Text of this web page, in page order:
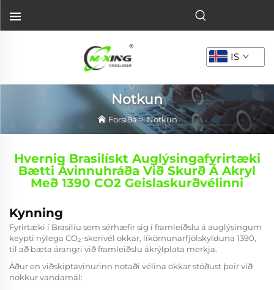
IS
Notkun
Forsíða>Notkun
Hvernig Brasilískt Auglýsingafyrirtæki
Bætti Ávinnuhráða Við Skurð Á Akryl
Með 1390 CO2 Geislaskurðvélinni
Kynning
Fyrirtæki í Brasilíu sem sérhæfir sig í framleiðslu á auglýsingum
keypti nýlega CO₂-skerivél okkar, líkörnunarfjölskylduna 1390,
til að bæta árangri við framleiðslu ákrýlplata merkja.
Áður en viðskiptavinurinn notaði vélina okkar stóðust þeir við
nokkur vandamál: